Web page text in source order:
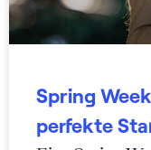
Spring
perfekte